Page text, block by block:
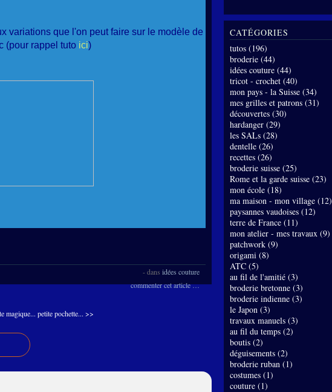
variations que l'on peut faire sur le modèle de
(pour rappel tuto ici)
-dans idées couture
commenter cet article…
magique... petite pochette... >>
CATÉGORIES
tutos (196)
broderie (44)
idées couture (44)
tricot - crochet (40)
mon pays - la Suisse (34)
mes grilles et patrons (31)
découvertes (30)
hardanger (29)
les SALs (28)
dentelle (26)
recettes (26)
broderie suisse (25)
Rome et la garde suisse (23)
mon école (18)
ma maison - mon village (12)
paysannes vaudoises (12)
terre de France (11)
mon atelier - mes travaux (9)
patchwork (9)
origami (8)
ATC (5)
au fil de l'amitié (3)
broderie bretonne (3)
broderie indienne (3)
le Japon (3)
travaux manuels (3)
au fil du temps (2)
boutis (2)
déguisements (2)
broderie ruban (1)
costumes (1)
couture (1)